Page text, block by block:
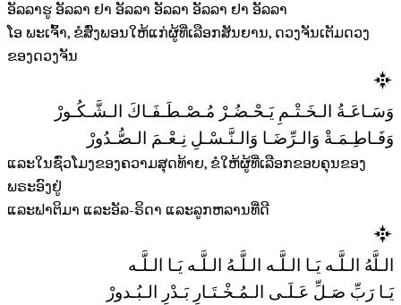
ອັລລາຮູ ອັລລາ ຢາ ອັລລາ ອັລລາ ອັລລາ ຢາ ອັລລາ
ໂອ ພະເຈົ້າ, ຂໍສົ່ງພອນໃຫ້ແກ່ຜູ້ທີ່ເລືອກສັນຍານ, ດວງຈັນເຕັມດວງ
ຂອງດວງຈັນ
وَسَـاعَـةُ الـخَـتْـمِ يَـحْـضُـرْ مُـصْـطَـفَـاكَ الـشَّـكُـورْ
وَفَـاطِـمَـةْ وَالـرِّضَـا وَالـنَّـسْـلِ نِـعْـمَ الـصُّـدُورْ
ແລະໃນຊົ່ວໂມງຂອງຄວາມສຸດທ້າຍ, ຂໍໃຫ້ຜູ້ທີ່ເລືອກຂອບຄຸນຂອງ
ພຣະອົງຢູ່
ແລະຟາຕິມາ ແລະອັລ-ຣິດາ ແລະລູກຫລານທີ່ດີ
الـلَّهُ الـلَّـه يَـا الـلَّـه الـلَّـهُ الـلَّـه يَـا الـلَّـه
يَـا رَبِّ صَـلِّ عَـلَـى الـمُـخْـتَـارِ بَـدْرِ الـبُـدورْ